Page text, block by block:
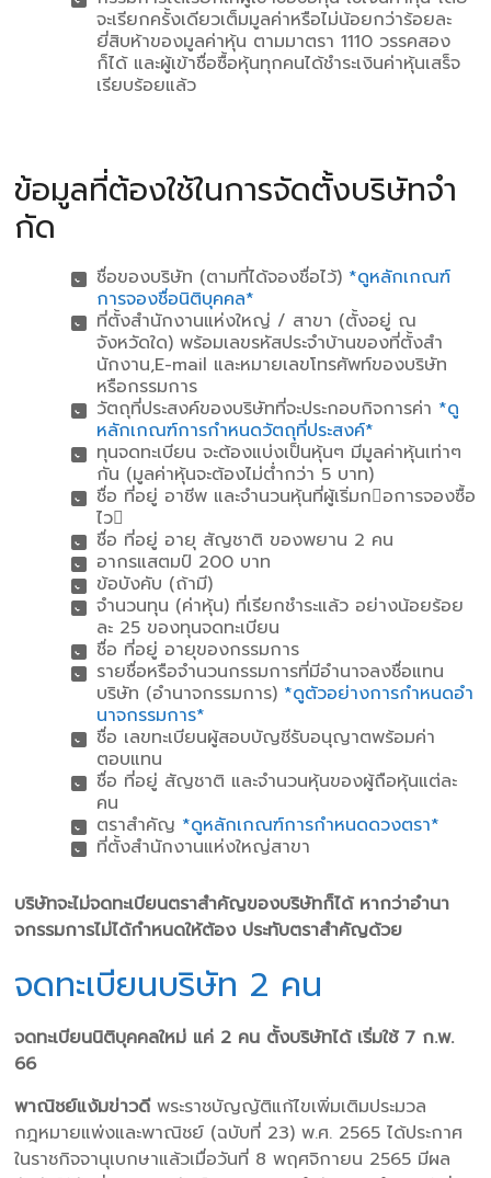
จะเรียกครั้งเดียวเต็มมูลค่าหรือไม่น้อยกว่าร้อยละ
ยี่สิบห้าของมูลค่าหุ้น ตามมาตรา 1110 วรรคสอง
ก็ได้ และผู้เข้าชื่อซื้อหุ้นทุกคนได้ชําระเงินค่าหุ้นเสร็จ
เรียบร้อยแล้ว
ข้อมูลที่ต้องใช้ในการจัดตั้งบริษัทจํา
กัด
ชื่อของบริษัท (ตามที่ได้จองชื่อไว้) *ดูหลักเกณฑ์
การจองชื่อนิติบุคคล*
ที่ตั้งสํานักงานแห่งใหญ่ / สาขา (ตั้งอยู่ ณ
จังหวัดใด) พร้อมเลขรหัสประจําบ้านของที่ตั้งสํา
นักงาน,E-mail และหมายเลขโทรศัพท์ของบริษัท
หรือกรรมการ
วัตถุที่ประสงค์ของบริษัทที่จะประกอบกิจการค่า *ดู
หลักเกณฑ์การกําหนดวัตถุที่ประสงค์*
ทุนจดทะเบียน จะต้องแบ่งเป็นหุ้นๆ มีมูลค่าหุ้นเท่าๆ
กัน (มูลค่าหุ้นจะต้องไม่ต่ํากว่า 5 บาท)
ชื่อ ที่อยู่ อาชีพ และจํานวนหุ้นที่ผู้เริ่มกอการจองซื้อ
ไว
ชื่อ ที่อยู่ อายุ สัญชาติ ของพยาน 2 คน
อากรแสตมป์ 200 บาท
ข้อบังคับ (ถ้ามี)
จํานวนทุน (ค่าหุ้น) ที่เรียกชําระแล้ว อย่างน้อยร้อย
ละ 25 ของทุนจดทะเบียน
ชื่อ ที่อยู่ อายุของกรรมการ
รายชื่อหรือจํานวนกรรมการที่มีอํานาจลงชื่อแทน
บริษัท (อํานาจกรรมการ) *ดูตัวอย่างการกําหนดอํา
นาจกรรมการ*
ชื่อ เลขทะเบียนผู้สอบบัญชีรับอนุญาตพร้อมค่า
ตอบแทน
ชื่อ ที่อยู่ สัญชาติ และจํานวนหุ้นของผู้ถือหุ้นแต่ละ
คน
ตราสําคัญ *ดูหลักเกณฑ์การกําหนดดวงตรา*
ที่ตั้งสํานักงานแห่งใหญ่สาขา
บริษัทจะไม่จดทะเบียนตราสําคัญของบริษัทก็ได้ หากว่าอํานา
จกรรมการไม่ได้กําหนดให้ต้อง ประทับตราสําคัญด้วย
จดทะเบียนบริษัท 2 คน
จดทะเบียนนิติบุคคลใหม่ แค่ 2 คน ตั้งบริษัทได้ เริ่มใช้ 7 ก.พ.
66
พาณิชย์แง้มข่าวดีพระราชบัญญัติแก้ไขเพิ่มเติมประมวล
กฎหมายแพ่งและพาณิชย์ (ฉบับที่ 23) พ.ศ. 2565 ได้ประกาศ
ในราชกิจจานุเบกษาแล้วเมื่อวันที่ 8 พฤศจิกายน 2565 มีผล